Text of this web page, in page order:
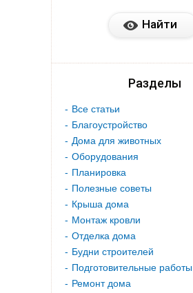
Разделы
Все статьи
Благоустройство
Дома для животных
Оборудования
Планировка
Полезные советы
Крыша дома
Монтаж кровли
Отделка дома
Будни строителей
Подготовительные работы
Ремонт дома